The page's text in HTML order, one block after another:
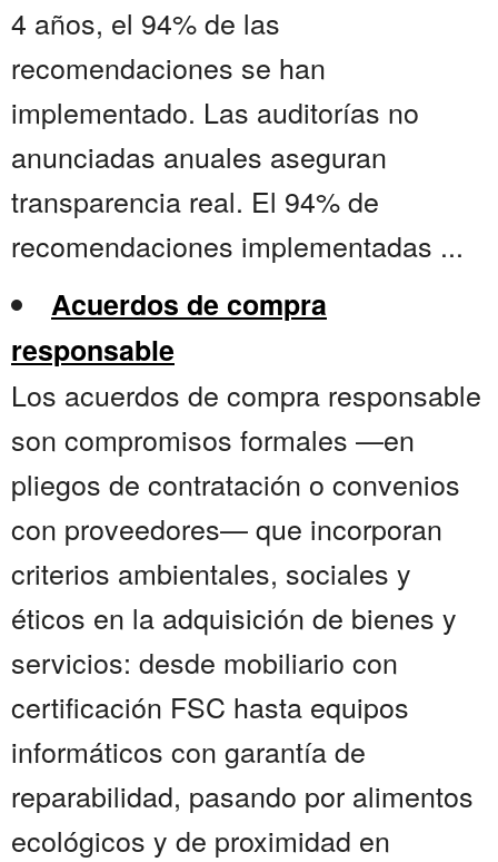
4 años, el 94% de las
recomendaciones se han
implementado. Las auditorías no
anunciadas anuales aseguran
transparencia real. El 94% de
recomendaciones implementadas ...
Acuerdos de compra
responsable
Los acuerdos de compra responsable
son compromisos formales —en
pliegos de contratación o convenios
con proveedores— que incorporan
criterios ambientales, sociales y
éticos en la adquisición de bienes y
servicios: desde mobiliario con
certificación FSC hasta equipos
informáticos con garantía de
reparabilidad, pasando por alimentos
ecológicos y de proximidad en